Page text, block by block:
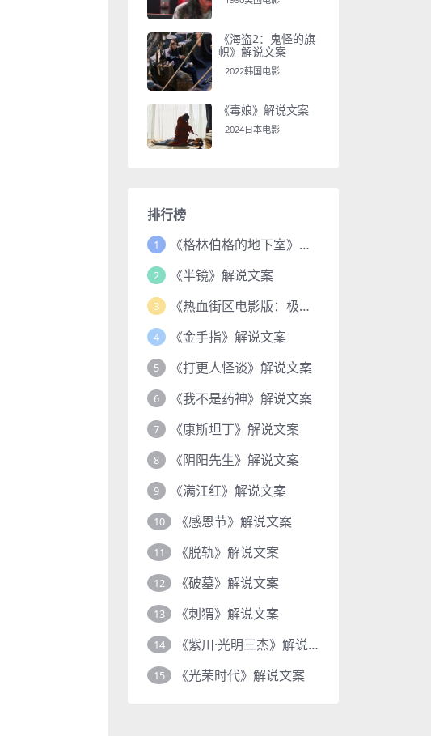
《海盗2：鬼怪的旗
帜》解说文案
2022韩国电影
《毒娘》解说文案
2024日本电影
排行榜
1 《格林伯格的地下室》解说文案
2 《半镜》解说文案
3 《热血街区电影版：极恶王续篇》解说文案
4 《金手指》解说文案
5 《打更人怪谈》解说文案
6 《我不是药神》解说文案
7 《康斯坦丁》解说文案
8 《阴阳先生》解说文案
9 《满江红》解说文案
10 《感恩节》解说文案
11 《脱轨》解说文案
12 《破墓》解说文案
13 《刺猬》解说文案
14 《紫川·光明三杰》解说文案
15 《光荣时代》解说文案